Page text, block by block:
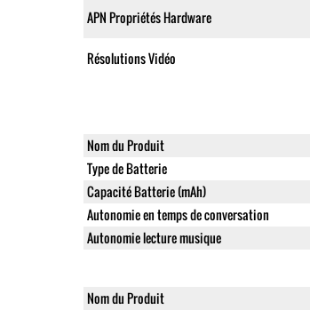
APN Propriétés Hardware
Résolutions Vidéo
Nom du Produit
Type de Batterie
Capacité Batterie (mAh)
Autonomie en temps de conversation
Autonomie lecture musique
Nom du Produit